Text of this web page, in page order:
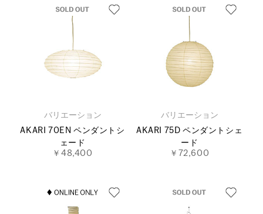
バリエーション
AKARI 70EN ペンダントシ
ェード
￥48,400
バリエーション
AKARI 75D ペンダントシェ
ード
￥72,600